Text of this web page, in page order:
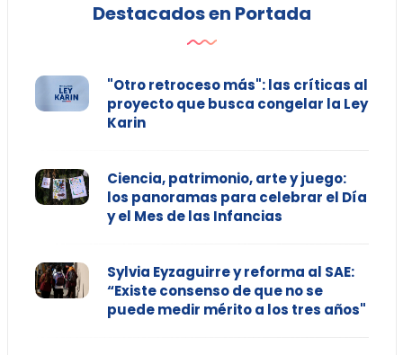
Destacados en Portada
"Otro retroceso más": las críticas al
proyecto que busca congelar la Ley
Karin
Ciencia, patrimonio, arte y juego:
los panoramas para celebrar el Día
y el Mes de las Infancias
Sylvia Eyzaguirre y reforma al SAE:
“Existe consenso de que no se
puede medir mérito a los tres años"